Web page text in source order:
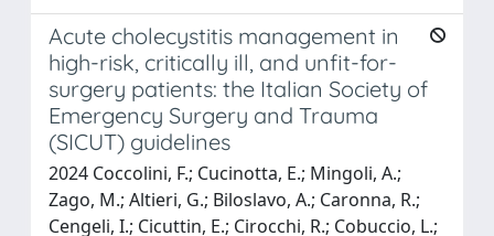
Acute cholecystitis management in
high-risk, critically ill, and unfit-for-
surgery patients: the Italian Society of
Emergency Surgery and Trauma
(SICUT) guidelines
2024 Coccolini, F.; Cucinotta, E.; Mingoli, A.;
Zago, M.; Altieri, G.; Biloslavo, A.; Caronna, R.;
Cengeli, I.; Cicuttin, E.; Cirocchi, R.; Cobuccio, L.;